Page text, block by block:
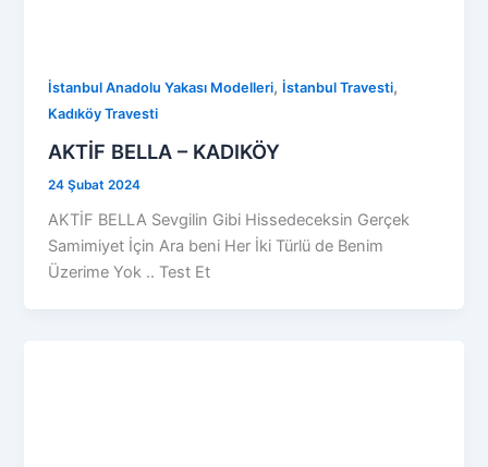
İstanbul Anadolu Yakası Modelleri, İstanbul Travesti,
Kadıköy Travesti
AKTİF BELLA – KADIKÖY
24 Şubat 2024
AKTİF BELLA Sevgilin Gibi Hissedeceksin Gerçek
Samimiyet İçin Ara beni Her İki Türlü de Benim
Üzerime Yok .. Test Et